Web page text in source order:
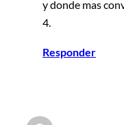
y donde mas
4.
Responder